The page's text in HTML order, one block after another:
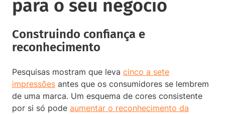
para o seu negócio
Construindo confiança e
reconhecimento
Pesquisas mostram que leva cinco a sete
impressões antes que os consumidores se lembrem
de uma marca. Um esquema de cores consistente
por si só pode aumentar o reconhecimento da